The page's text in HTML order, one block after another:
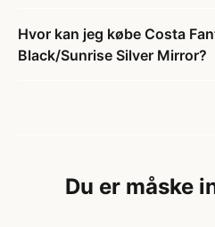
Hvor kan jeg købe Costa
Black/Sunrise Silver Mirror?
Du er måske